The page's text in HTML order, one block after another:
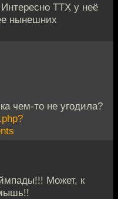
ТТХ у неё
нынешних
чем-то не угодила?
Может, к